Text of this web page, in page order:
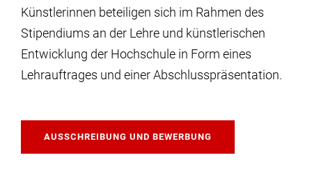
Künstlerinnen beteiligen sich im Rahmen des
Stipendiums an der Lehre und künstlerischen
Entwicklung der Hochschule in Form eines
Lehrauftrages und einer Abschlusspräsentation.
AUSSCHREIBUNG UND BEWERBUNG